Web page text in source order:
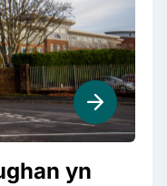
yn